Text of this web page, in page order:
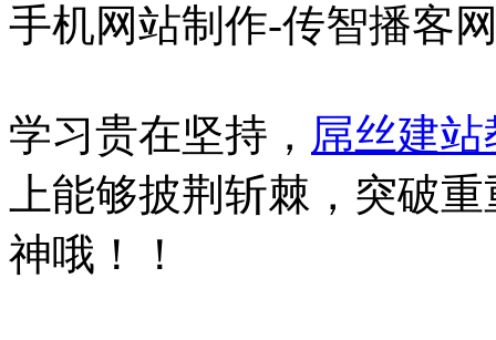
手机网站制作-传智播客
学习贵在坚持， 屌丝建
上能够披荆斩棘，突破
神哦！！